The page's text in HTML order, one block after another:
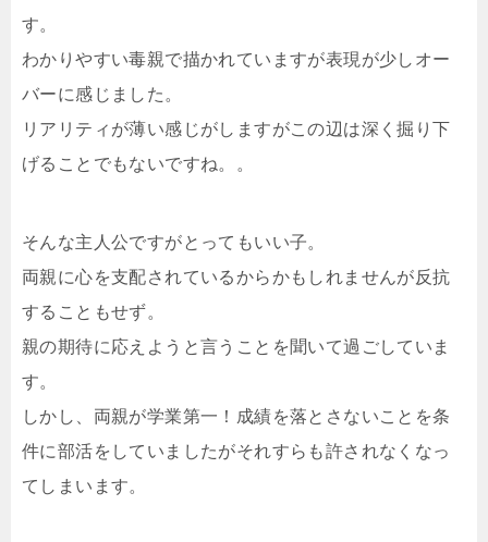
す。
わかりやすい毒親で描かれていますが表現が少しオー
バーに感じました。
リアリティが薄い感じがしますがこの辺は深く掘り下
げることでもないですね。。
そんな主人公ですがとってもいい子。
両親に心を支配されているからかもしれませんが反抗
することもせず。
親の期待に応えようと言うことを聞いて過ごしていま
す。
しかし、両親が学業第一！成績を落とさないことを条
件に部活をしていましたがそれすらも許されなくなっ
てしまいます。